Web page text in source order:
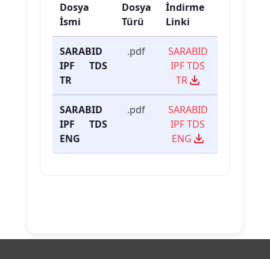
Dosya
İsmi
Dosya
Türü
İndirme
Linki
SARABID
IPF TDS
TR
.pdf
SARABID
IPF TDS
TR
SARABID
IPF TDS
ENG
.pdf
SARABID
IPF TDS
ENG